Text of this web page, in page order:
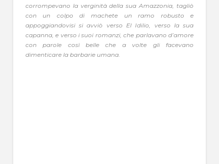
corrompevano la verginità della sua Amazzonia, tagliò
con un colpo di machete un ramo robusto e
appoggiandovisi si avviò verso El Idilio, verso la sua
capanna, e verso i suoi romanzi, che parlavano d’amore
con parole così belle che a volte gli facevano
dimenticare la barbarie umana.